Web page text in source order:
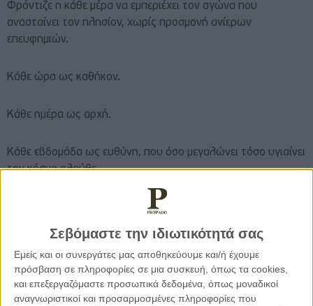
Σεβόμαστε την ιδιωτικότητά σας
Εμείς και οι συνεργάτες μας αποθηκεύουμε και/ή έχουμε
πρόσβαση σε πληροφορίες σε μια συσκευή, όπως τα cookies,
και επεξεργαζόμαστε προσωπικά δεδομένα, όπως μοναδικοί
αναγνωριστικοί και προσαρμοσμένες πληροφορίες που
Φρόντιζε η κάθε μέρα να εμπεριέχει τον αγώνα που
ανασταίνει τον πλησίον, χωρίς προσμονή ανίερων
επευφημιών.
Κάθε ώρα ως καθήκον.
Κάθε ημέρα ως αρχή.
Κάθε εβδομάδα ως ευθύνη, που όσο μεγαλώνει τόσο υγιαίνει
τον κόσμο ολούθε.
Θα καταλάβεις τον ήρωα από την αίσθηση που αποπνέει,
Ησυχία, απεραντοσύνη, ιλαρότητα.
Συνθήκες ανθρώπινες που κατανοούνται απλά, χωρίς να